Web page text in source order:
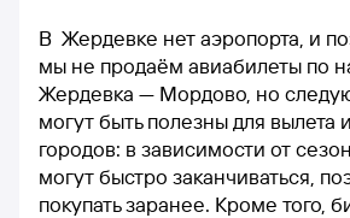
В Жердевке нет аэропорта, и
мы не продаём авиабилеты по
Жердевка — Мордово, но
могут быть полезны для вылета
городов: в зависимости от
могут быстро заканчиваться,
покупать заранее. Кроме того,